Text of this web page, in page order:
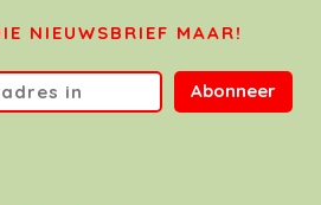
NIEUWSBRIEF MAAR!
Abonneer